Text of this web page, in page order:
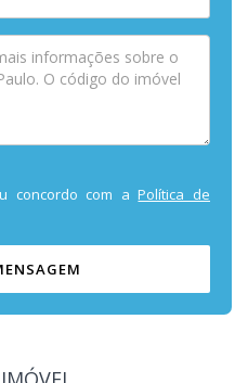
concordo com aPolítica de